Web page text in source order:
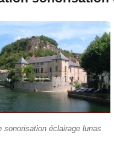
sonorisation éclairage lunas